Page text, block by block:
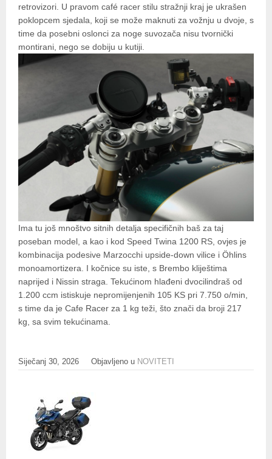
retrovizori. U pravom café racer stilu stražnji kraj je ukrašen
poklopcem sjedala, koji se može maknuti za vožnju u dvoje, s
time da posebni oslonci za noge suvozača nisu tvornički
montirani, nego se dobiju u kutiji.
Ima tu još mnoštvo sitnih detalja specifičnih baš za taj
poseban model, a kao i kod Speed Twina 1200 RS, ovjes je
kombinacija podesive Marzocchi upside-down vilice i Öhlins
monoamortizera. I kočnice su iste, s Brembo kliještima
naprijed i Nissin straga. Tekućinom hlađeni dvocilindraš od
1.200 ccm istiskuje nepromijenjenih 105 KS pri 7.750 o/min,
s time da je Cafe Racer za 1 kg teži, što znači da broji 217
kg, sa svim tekućinama.
Siječanj 30, 2026 Objavljeno u NOVITETI